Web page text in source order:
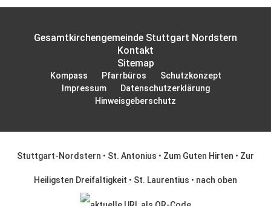
Gesamtkirchengemeinde Stuttgart Nordstern
Kontakt
Sitemap
Kompass Pfarrbüros
Schutzkonzept
Impressum
Datenschutzerklärung
Hinweisgeberschutz
Stuttgart-Nordstern • St. Antonius • Zum Guten Hirten • Zur
Heiligsten Dreifaltigkeit • St. Laurentius • nach oben